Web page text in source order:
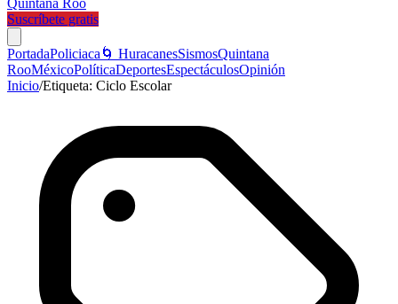
Quintana Roo
Suscríbete gratis
PortadaPoliciaca 🌀 HuracanesSismosQuintana
RooMéxicoPolíticaDeportesEspectáculosOpinión
Inicio/Etiqueta: Ciclo Escolar